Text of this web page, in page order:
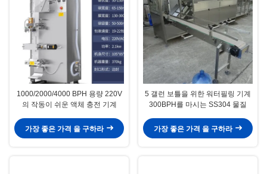
1000/2000/4000 BPH 용량 220V
의 작동이 쉬운 액체 충전 기계
가장 좋은 가격 을 구하라
5 갤런 보틀을 위한 워터필링 기계
300BPH를 마시는 SS304 물질
가장 좋은 가격 을 구하라